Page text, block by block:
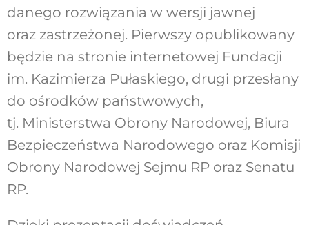
danego rozwiązania w wersji jawnej
oraz zastrzeżonej. Pierwszy opublikowany
będzie na stronie internetowej Fundacji
im. Kazimierza Pułaskiego, drugi przesłany
do ośrodków państwowych,
tj. Ministerstwa Obrony Narodowej, Biura
Bezpieczeństwa Narodowego oraz Komisji
Obrony Narodowej Sejmu RP oraz Senatu
RP.